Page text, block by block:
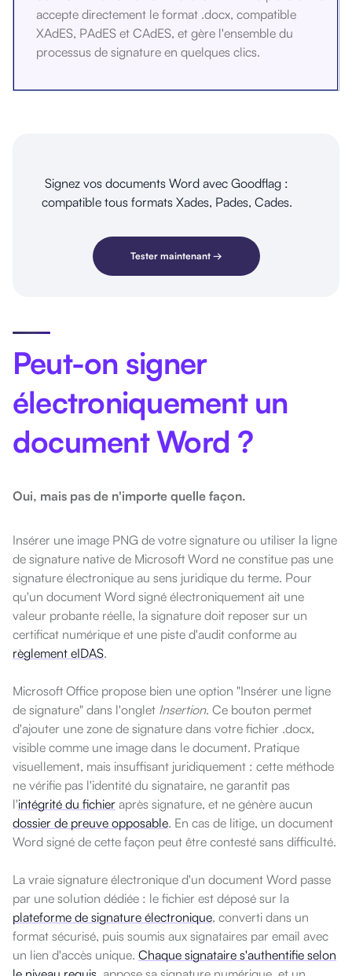
accepte directement le format .docx, compatible
XAdES, PAdES et CAdES, et gère l'ensemble du
processus de signature en quelques clics.
Signez vos documents Word avec Goodflag :
compatible tous formats Xades, Pades, Cades.
Tester maintenant →
Peut-on signer
électroniquement un
document Word ?
Oui, mais pas de n'importe quelle façon.
Insérer une image PNG de votre signature ou utiliser la ligne
de signature native de Microsoft Word ne constitue pas une
signature électronique au sens juridique du terme. Pour
qu'un document Word signé électroniquement ait une
valeur probante réelle, la signature doit reposer sur un
certificat numérique et une piste d'audit conforme au
règlement eIDAS.
Microsoft Office propose bien une option "Insérer une ligne
de signature" dans l'onglet Insertion. Ce bouton permet
d'ajouter une zone de signature dans votre fichier .docx,
visible comme une image dans le document. Pratique
visuellement, mais insuffisant juridiquement : cette méthode
ne vérifie pas l'identité du signataire, ne garantit pas
l'intégrité du fichier après signature, et ne génère aucun
dossier de preuve opposable. En cas de litige, un document
Word signé de cette façon peut être contesté sans difficulté.
La vraie signature électronique d'un document Word passe
par une solution dédiée : le fichier est déposé sur la
plateforme de signature électronique, converti dans un
format sécurisé, puis soumis aux signataires par email avec
un lien d'accès unique. Chaque signataire s'authentifie selon